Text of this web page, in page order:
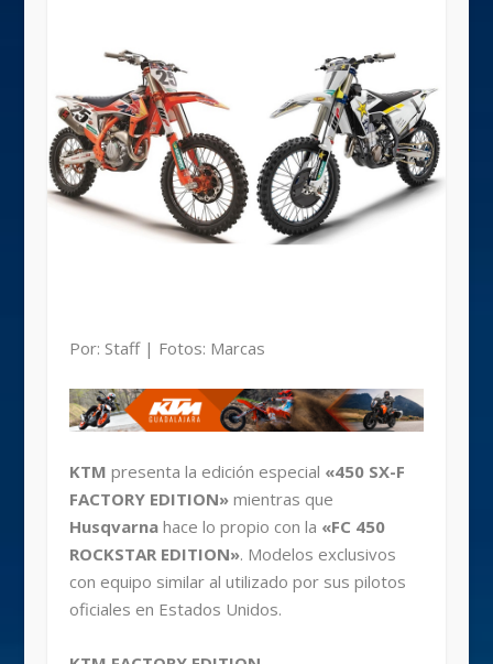
Por: Staff | Fotos: Marcas
KTM presenta la edición especial «450 SX-F
FACTORY EDITION»mientras que
Husqvarnahace lo propio con la «FC 450
ROCKSTAR EDITION». Modelos exclusivos
con equipo similar al utilizado por sus pilotos
oficiales en Estados Unidos.